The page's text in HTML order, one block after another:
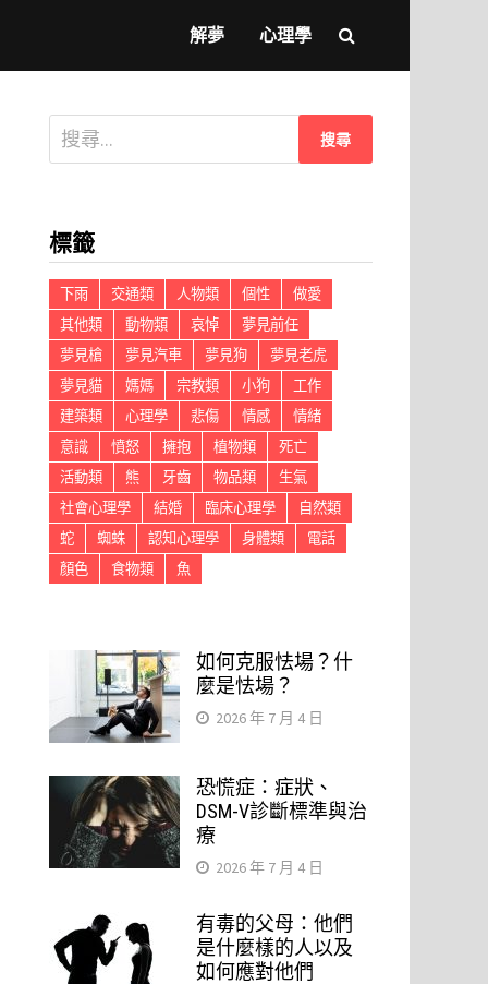
解夢 心理學
搜
尋
字:
標籤
下雨 交通類 人物類 個性
做愛
其他類
動物類 哀悼
夢見前任
夢見槍
夢見汽車 夢見狗
夢見老虎
夢見貓
媽媽 宗教類 小狗
工作
建築類
心理學 悲傷 情感
情緒
意識
憤怒 擁抱 植物類
死亡
活動類
熊 牙齒 物品類
生氣
社會心理學
結婚 臨床心理學
自然類
蛇
蜘蛛 認知心理學 身體類
電話
顏色
食物類 魚
如何克服怯場？什
麼是怯場？
2026 年 7 月 4 日
恐慌症：症狀、
DSM-V診斷標準與治
療
2026 年 7 月 4 日
有毒的父母：他們
是什麼樣的人以及
如何應對他們